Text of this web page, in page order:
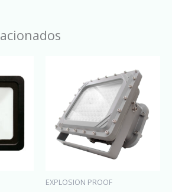
EXPLOSION PROOF